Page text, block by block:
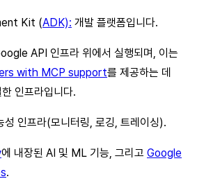
Kit (ADK): 개발 플랫폼입니다.
API 인프라 위에서 실행되며, 이는
with MCP support를 제공하는 데
인프라입니다.
성 인프라(모니터링, 로깅, 트레이싱).
에 내장된 AI 및 ML 기능, 그리고 Google
.